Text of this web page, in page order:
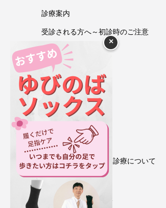
診療案内
受診される方へ～初診時のご注意
今井一彰 院長紹介
あいうべ体操
ゆびのば体操
ブログ
アクセス・地図
お問い合わせ
情報通信機器を用いた診療について
プライバシーポリシー
ゆびのばソックス通販
×